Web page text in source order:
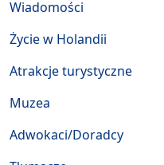
Wiadomości
Życie w Holandii
Atrakcje turystyczne
Muzea
Adwokaci/Doradcy